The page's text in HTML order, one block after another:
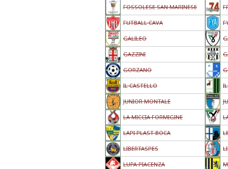
FOSSOLESE SAN MARINESE
FUTBALL CAVA
GALILEO
GAZZINI
GORZANO
IL CASTELLO
JUNIOR MONTALE
LA MICCIA FORMIGINE
LAPI PLAST BOCA
LIBERTASPES
LUPA PIACENZA